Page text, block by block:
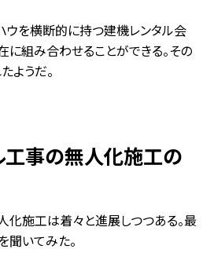
ウを横断的に持つ建機レンタル会
組み合わせることができる。その
ようだ。
工事の無人化施工の
化施工は着々と進展しつつある。最
聞いてみた。